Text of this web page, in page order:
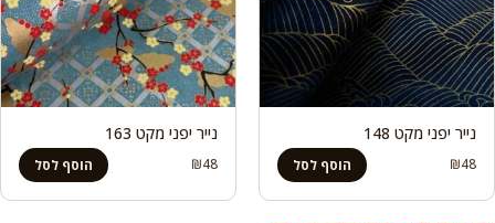
נייר יפני מקט 148
₪48 הוסף לסל
נייר יפני מקט 163
₪48 הוסף לסל